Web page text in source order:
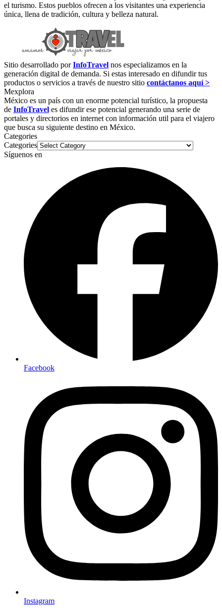
el turismo. Estos pueblos ofrecen a los visitantes una experiencia
única, llena de tradición, cultura y belleza natural.
Sitio desarrollado porInfoTravel nos especializamos en la
generación digital de demanda. Si estas interesado en difundir tus
productos o servicios a través de nuestro sitio contáctanos aquí >
Mexplora
México es un país con un enorme potencial turístico, la propuesta
de InfoTravel es difundir ese potencial generando una serie de
portales y directorios en internet con información util para el viajero
que busca su siguiente destino en México.
Categories
Categories
Síguenos en
Facebook
Instagram